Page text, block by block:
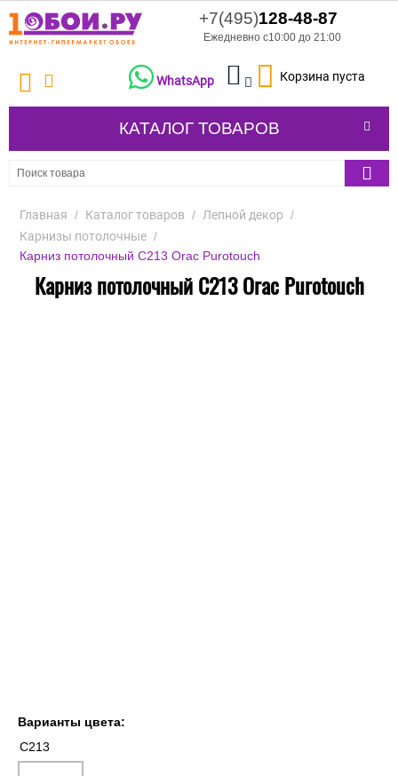
+7(495)128-48-87
Ежедневно с10:00 до 21:00
Корзина пуста
WhatsApp
КАТАЛОГ ТОВАРОВ
Главная / Каталог товаров / Лепной декор /
Карнизы потолочные /
Карниз потолочный C213 Orac Purotouch
Карниз потолочный C213 Orac Purotouch
Варианты цвета:
C213